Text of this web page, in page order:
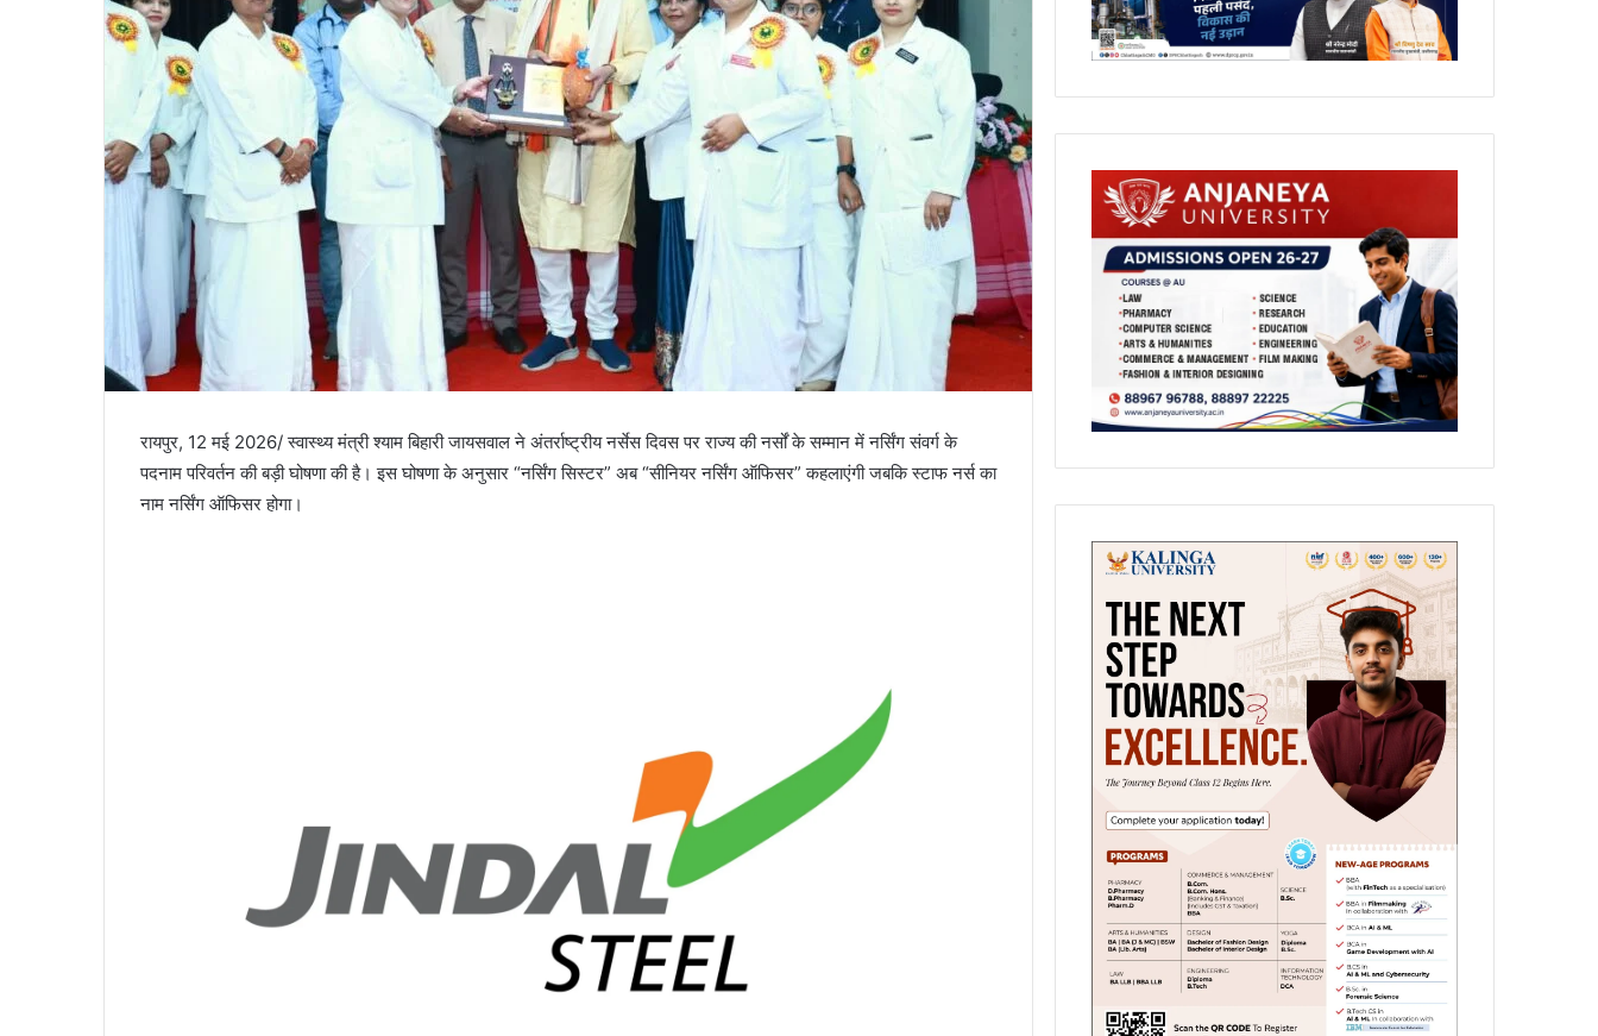
रायपुर, 12 मई 2026/ स्वास्थ्य मंत्री श्याम बिहारी जायसवाल ने अंतर्राष्ट्रीय नर्सेस दिवस पर राज्य की नर्सों के सम्मान में नर्सिंग संवर्ग के
पदनाम परिवर्तन की बड़ी घोषणा की है। इस घोषणा के अनुसार “नर्सिंग सिस्टर” अब “सीनियर नर्सिंग ऑफिसर” कहलाएंगी जबकि स्टाफ नर्स का
नाम नर्सिंग ऑफिसर होगा।